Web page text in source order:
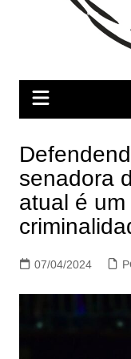
senadora
atual é
07/04/2024